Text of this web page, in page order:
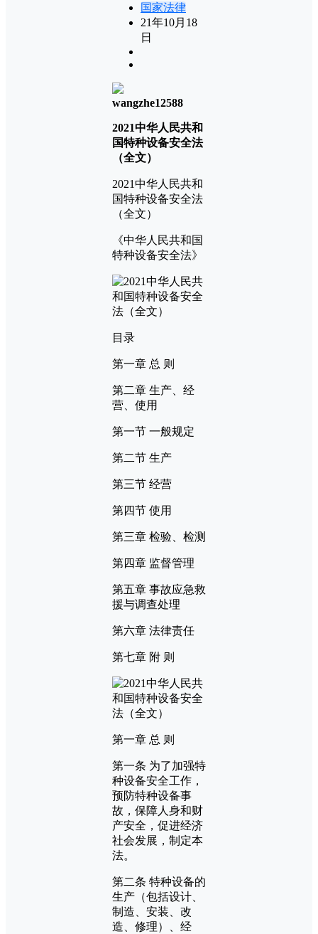
国家法律
21年10月18
日
wangzhe12588
2021中华人民共和
国特种设备安全法
（全文）
2021中华人民共和
国特种设备安全法
（全文）
《中华人民共和国
特种设备安全法》
目录
第一章 总 则
第二章 生产、经
营、使用
第一节 一般规定
第二节 生产
第三节 经营
第四节 使用
第三章 检验、检测
第四章 监督管理
第五章 事故应急救
援与调查处理
第六章 法律责任
第七章 附 则
第一章 总 则
第一条 为了加强特
种设备安全工作，
预防特种设备事
故，保障人身和财
产安全，促进经济
社会发展，制定本
法。
第二条 特种设备的
生产（包括设计、
制造、安装、改
造、修理）、经